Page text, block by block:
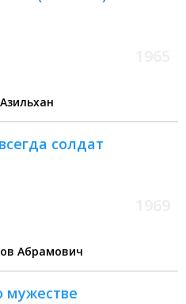
солдат
Абрамович
мужестве